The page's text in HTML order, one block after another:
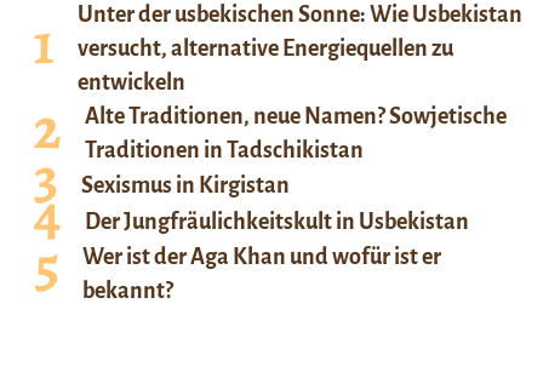
Unter der usbekischen Sonne: Wie Usbekistan
versucht, alternative Energiequellen zu
entwickeln
Alte Traditionen, neue Namen? Sowjetische
Traditionen in Tadschikistan
Sexismus in Kirgistan
Der Jungfräulichkeitskult in Usbekistan
Wer ist der Aga Khan und wofür ist er
bekannt?